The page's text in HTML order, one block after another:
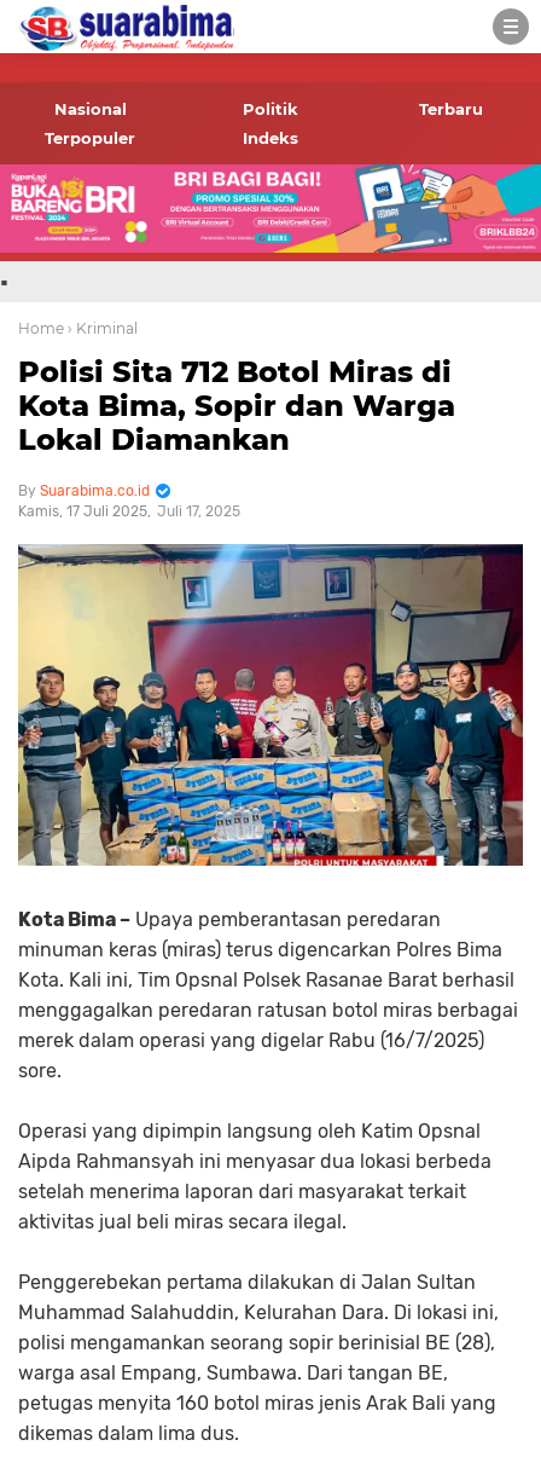
-->
informasi terbaru tentang
Bima dan daerah sekitar
Nasional Politik
Terbaru
Terpopuler
Indeks
.
Home › Kriminal
Polisi Sita 712 Botol Miras di
Kota Bima, Sopir dan Warga
Lokal Diamankan
Suarabima.co.id
Kamis, 17 Juli 2025 Juli 17, 2025
Kota Bima – Upaya pemberantasan peredaran
minuman keras (miras) terus digencarkan Polres Bima
Kota. Kali ini, Tim Opsnal Polsek Rasanae Barat berhasil
menggagalkan peredaran ratusan botol miras berbagai
merek dalam operasi yang digelar Rabu (16/7/2025)
sore.
Operasi yang dipimpin langsung oleh Katim Opsnal
Aipda Rahmansyah ini menyasar dua lokasi berbeda
setelah menerima laporan dari masyarakat terkait
aktivitas jual beli miras secara ilegal.
Penggerebekan pertama dilakukan di Jalan Sultan
Muhammad Salahuddin, Kelurahan Dara. Di lokasi ini,
polisi mengamankan seorang sopir berinisial BE (28),
warga asal Empang, Sumbawa. Dari tangan BE,
petugas menyita 160 botol miras jenis Arak Bali yang
dikemas dalam lima dus.